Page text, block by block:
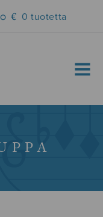
€ 0 tuotetta
MENU